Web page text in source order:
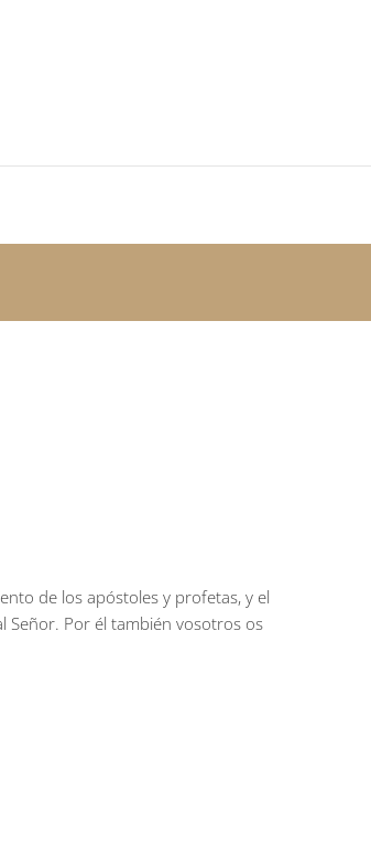
de los apóstoles y profetas, y el
Señor. Por él también vosotros os